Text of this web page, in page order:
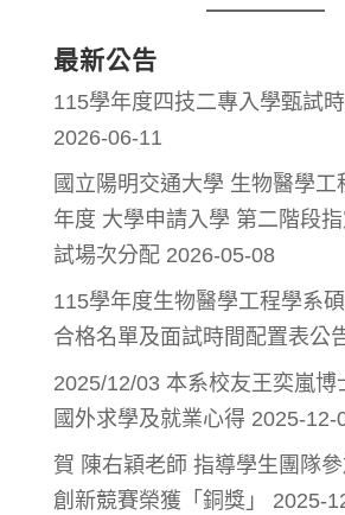
最新公告
115學年度四技二專入學甄試
2026-06-11
國立陽明交通大學 生物醫學工
年度 大學申請入學 第二階段
試場次分配 2026-05-08
115學年度生物醫學工程學系
合格名單及面試時間配置表公
2025/12/03 本系校友王奕嵐博
國外求學及就業心得 2025-12-
賀 陳右穎老師 指導學生團隊
創新競賽榮獲「銅獎」
2025-